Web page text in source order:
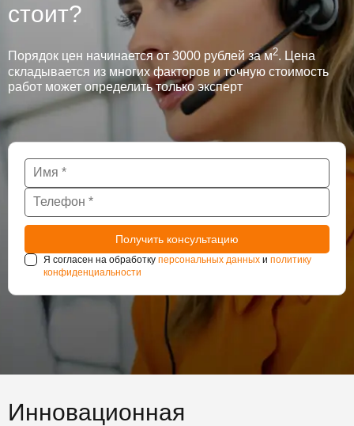
стоит?
Порядок цен начинается от 3000 рублей за м2. Цена
складывается из многих факторов и точную стоимость
работ может определить только эксперт
Я согласен на обработку персональных данных и политику
конфиденциальности
Инновационная